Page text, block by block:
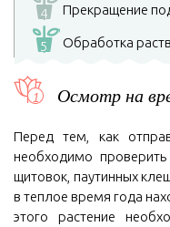
4 Прекращение
5 Обработка
Осмотр на
Перед тем, как
необходимо
щитовок, паутинных
в теплое время года
этого растение